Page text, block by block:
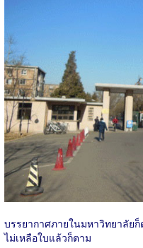
บรรยากาศภายในมหาวิทยาลัย
ไม่เหลือใบแล้วก็ตาม